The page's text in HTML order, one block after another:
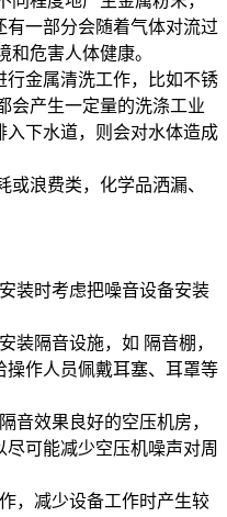
一部分会随着气体对流过
和危害人体健康。
金属清洗工作，比如不锈
会产生一定量的洗涤工业
入下水道，则会对水体造成
浪费类，化学品洒漏、
时考虑把噪音设备安装
隔音设施，如 隔音棚，
操作人员佩戴耳塞、耳罩等
效果良好的空压机房，
可能减少空压机噪声对周
减少设备工作时产生较